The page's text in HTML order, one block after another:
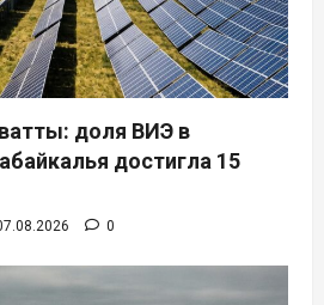
доля ВИЭ в
достигла 15
0